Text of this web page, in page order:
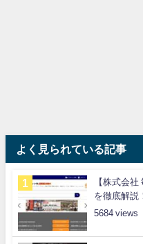
よく見られている記事
【株式会
を徹底解説
5684